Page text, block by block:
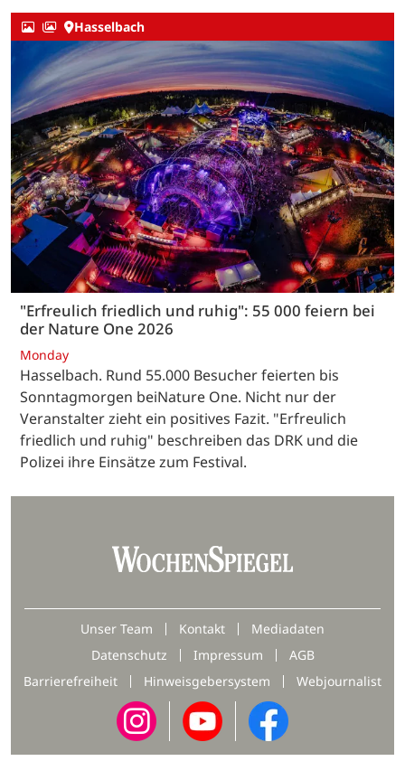
Hasselbach
"Erfreulich friedlich und ruhig": 55 000 feiern bei
der Nature One 2026
Monday
Hasselbach. Rund 55.000 Besucher feierten bis
Sonntagmorgen beiNature One. Nicht nur der
Veranstalter zieht ein positives Fazit. "Erfreulich
friedlich und ruhig" beschreiben das DRK und die
Polizei ihre Einsätze zum Festival.
Unser Team Kontakt
Mediadaten
Datenschutz
Impressum
AGB
Barrierefreiheit
Hinweisgebersystem Webjournalist